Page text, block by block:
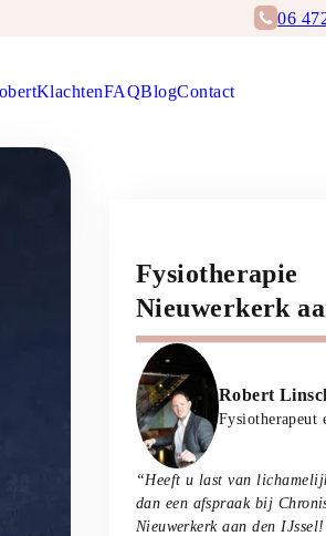
06
KlachtenFAQBlogContact
Fysiotherapie
Nieuwerkerk
Robert
Fysiotherapeut
Headshot
“Heeft u last van
dan een afspraak bij
Nieuwerkerk aan den IJssel